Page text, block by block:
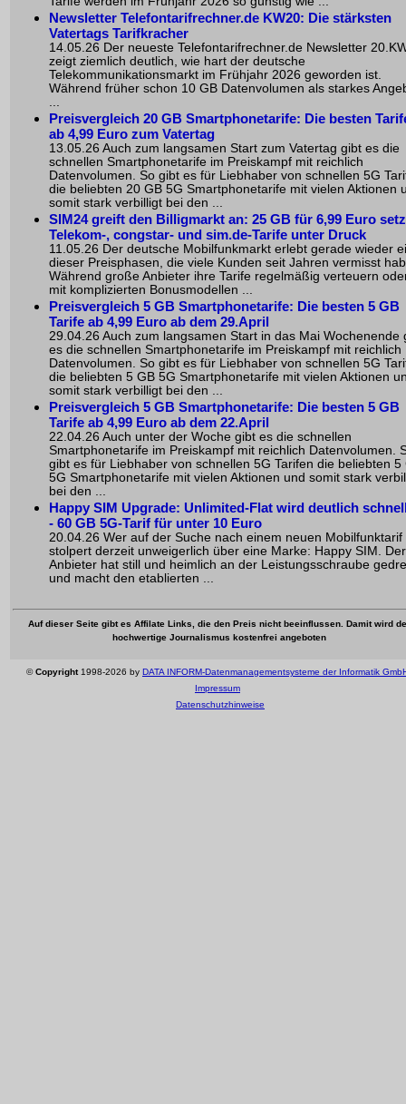
Newsletter Telefontarifrechner.de KW20: Die stärksten
Vatertags Tarifkracher
14.05.26 Der neueste Telefontarifrechner.de Newsletter
zeigt ziemlich deutlich, wie hart der deutsche
Telekommunikationsmarkt im Frühjahr 2026 geworden ist.
Während früher schon 10 GB Datenvolumen als starkes
...
Preisvergleich 20 GB Smartphonetarife: Die besten
ab 4,99 Euro zum Vatertag
13.05.26 Auch zum langsamen Start zum Vatertag gibt es die
schnellen Smartphonetarife im Preiskampf mit reichlich
Datenvolumen. So gibt es für Liebhaber von schnellen 5G
die beliebten 20 GB 5G Smartphonetarife mit vielen Aktionen
somit stark verbilligt bei den ...
SIM24 greift den Billigmarkt an: 25 GB für 6,99 Euro
Telekom-, congstar- und sim.de-Tarife unter Druck
11.05.26 Der deutsche Mobilfunkmarkt erlebt gerade wieder
dieser Preisphasen, die viele Kunden seit Jahren vermisst
Während große Anbieter ihre Tarife regelmäßig verteuern
mit komplizierten Bonusmodellen ...
Preisvergleich 5 GB Smartphonetarife: Die besten 5 GB
Tarife ab 4,99 Euro ab dem 29.April
29.04.26 Auch zum langsamen Start in das Mai Wochenende
es die schnellen Smartphonetarife im Preiskampf mit reichlich
Datenvolumen. So gibt es für Liebhaber von schnellen 5G
die beliebten 5 GB 5G Smartphonetarife mit vielen Aktionen
somit stark verbilligt bei den ...
Preisvergleich 5 GB Smartphonetarife: Die besten 5 GB
Tarife ab 4,99 Euro ab dem 22.April
22.04.26 Auch unter der Woche gibt es die schnellen
Smartphonetarife im Preiskampf mit reichlich Datenvolumen.
gibt es für Liebhaber von schnellen 5G Tarifen die beliebten 5
5G Smartphonetarife mit vielen Aktionen und somit stark
bei den ...
Happy SIM Upgrade: Unlimited-Flat wird deutlich
- 60 GB 5G-Tarif für unter 10 Euro
20.04.26 Wer auf der Suche nach einem neuen Mobilfunktarif
stolpert derzeit unweigerlich über eine Marke: Happy SIM. Der
Anbieter hat still und heimlich an der Leistungsschraube
und macht den etablierten ...
Auf dieser Seite gibt es Affilate Links, die den Preis nicht beeinflussen. Damit wird
hochwertige Journalismus kostenfrei angeboten
©Copyright1998-2026 by DATA INFORM-Datenmanagementsysteme der Informatik
Impressum
Datenschutzhinweise